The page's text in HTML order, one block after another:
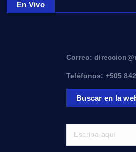
En Vivo
Correo:
Teléfonos: +505
Buscar en la